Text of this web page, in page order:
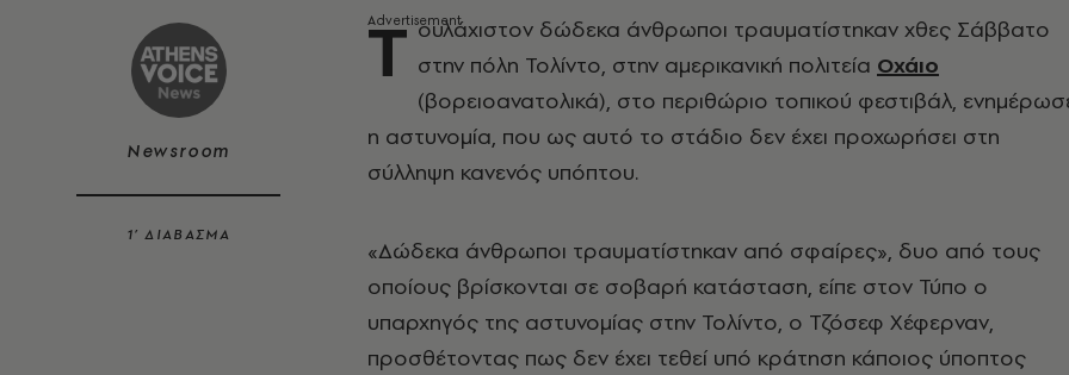
Newsroom
1’ ΔΙΑΒΑΣΜΑ
Τ ουλάχιστον δώδεκα άνθρωποι τραυματίστηκαν χθες Σάββατο
στην πόλη Τολίντο, στην αμερικανική πολιτεία Οχάιο
(βορειοανατολικά), στο περιθώριο τοπικού φεστιβάλ,
η αστυνομία, που ως αυτό το στάδιο δεν έχει προχωρήσει στη
σύλληψη κανενός υπόπτου.
«Δώδεκα άνθρωποι τραυματίστηκαν από σφαίρες», δυο από τους
οποίους βρίσκονται σε σοβαρή κατάσταση, είπε στον Τύπο ο
υπαρχηγός της αστυνομίας στην Τολίντο, ο Τζόσεφ Χέφερναν,
προσθέτοντας πως δεν έχει τεθεί υπό κράτηση κάποιος ύποπτος